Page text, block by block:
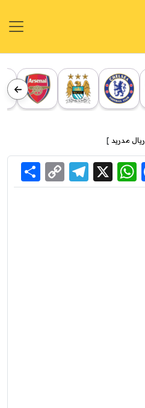
ريال مدريد ]
Facebook
WhatsApp
X
Link